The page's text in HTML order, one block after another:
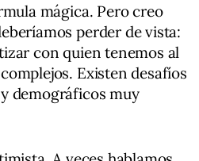
mágica. Pero creo
perder de vista:
con quien tenemos al
Existen desafíos
demográficos muy